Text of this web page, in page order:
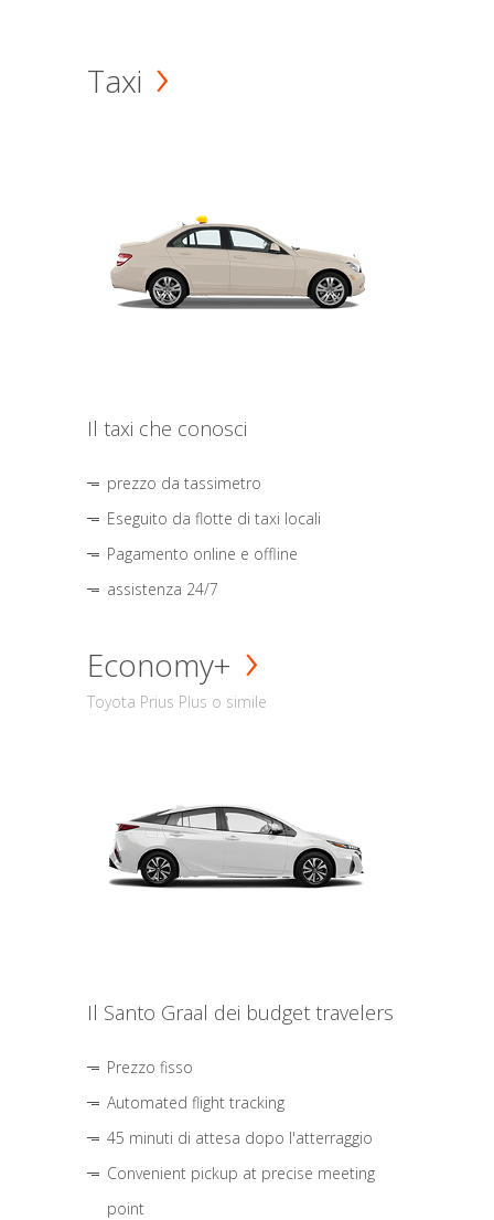
Taxi
Il taxi che conosci
prezzo da tassimetro
Eseguito da flotte di taxi locali
Pagamento online e offline
assistenza 24/7
Economy+
Toyota Prius Plus o simile
Il Santo Graal dei budget travelers
Prezzo fisso
Automated flight tracking
45 minuti di attesa dopo l'atterraggio
Convenient pickup at precise meeting
point